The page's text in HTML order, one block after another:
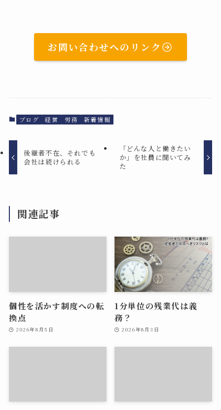
お問い合わせへのリンク
ブログ 経営 労務 新着情報
後継者不在、それでも
会社は続けられる
「どんな人と働きたい
か」を社員に聞いてみ
た
関連記事
個性を活かす制度への転
換点
2026年8月5日
1分単位の残業代は義
務？
2026年8月3日